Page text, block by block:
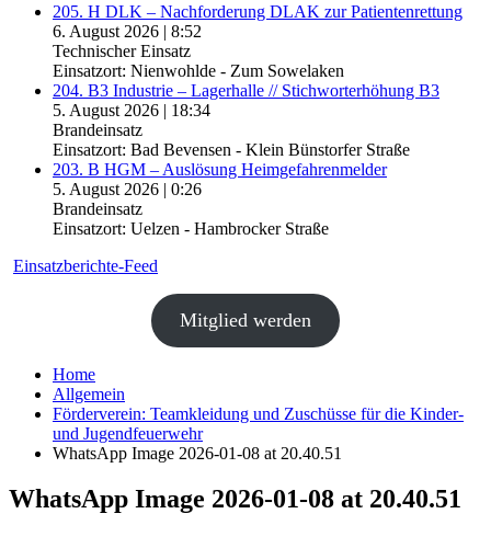
205. H DLK – Nachforderung DLAK zur Patientenrettung
6. August 2026 | 8:52
Technischer Einsatz
Einsatzort: Nienwohlde - Zum Sowelaken
204. B3 Industrie – Lagerhalle // Stichworterhöhung B3
5. August 2026 | 18:34
Brandeinsatz
Einsatzort: Bad Bevensen - Klein Bünstorfer Straße
203. B HGM – Auslösung Heimgefahrenmelder
5. August 2026 | 0:26
Brandeinsatz
Einsatzort: Uelzen - Hambrocker Straße
Einsatzberichte-Feed
Mitglied werden
Home
Allgemein
Förderverein: Teamkleidung und Zuschüsse für die Kinder-
und Jugendfeuerwehr
WhatsApp Image 2026-01-08 at 20.40.51
WhatsApp Image 2026-01-08 at 20.40.51